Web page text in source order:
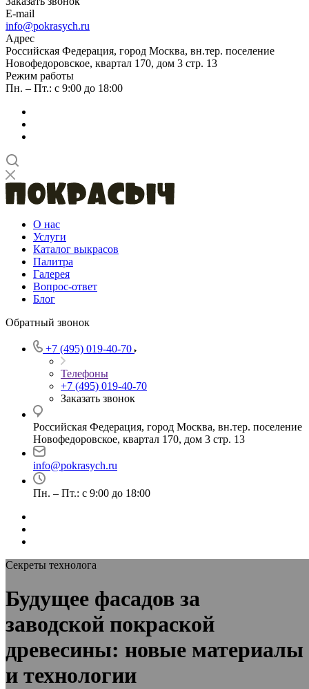
E-mail
info@pokrasych.ru
Адрес
Российская Федерация, город Москва, вн.тер. поселение
Новофедоровское, квартал 170, дом 3 стр. 13
Режим работы
Пн. – Пт.: с 9:00 до 18:00
О нас
Услуги
Каталог выкрасов
Палитра
Галерея
Вопрос-ответ
Блог
Обратный звонок
+7 (495) 019-40-70
Телефоны
+7 (495) 019-40-70
Заказать звонок
Российская Федерация, город Москва, вн.тер. поселение
Новофедоровское, квартал 170, дом 3 стр. 13
info@pokrasych.ru
Пн. – Пт.: с 9:00 до 18:00
Секреты технолога
Будущее фасадов за
заводской покраской
древесины: новые материалы
и технологии